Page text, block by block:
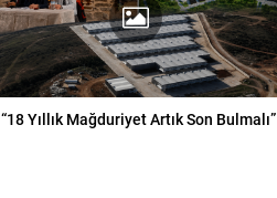
“18 Yıllık Mağduriyet Artık Son Bulmalı”